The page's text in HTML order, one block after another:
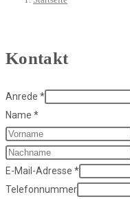
Kontakt
Anrede *
Name *
E-Mail-Adresse *
Telefonnummer